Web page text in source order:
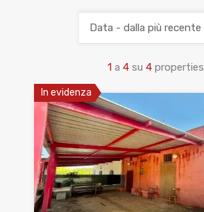
1 a 4 su 4 properties
Data - dalla più recente
In evidenza